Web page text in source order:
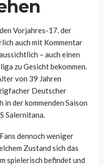
Vorjahres-17. der
auch mit Kommentar
– auch einen
zu Gesicht bekommen.
von 39 Jahren
Deutscher
in der kommenden Saison
Salernitana.
dennoch weniger
Zustand sich das
spielerisch befindet und